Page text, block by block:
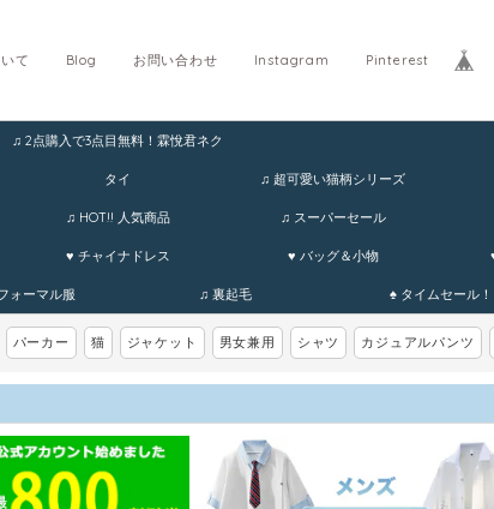
Pinterest
Instagram
お問い合わせ
Blog
て
♫ 2点購入で3点目無料！霖悅君ネク
タイ ♫ 超可愛い猫柄シリーズ
♫ HOT!! 人気商品 ♫ スーパーセール
♥ チャイナドレス ♥ バッグ＆小物
ォーマル服 ♫ 裏起毛 ♠ タイムセール！
パーカー 猫 ジャケット 男女兼用 シャツ カジュアルパンツ